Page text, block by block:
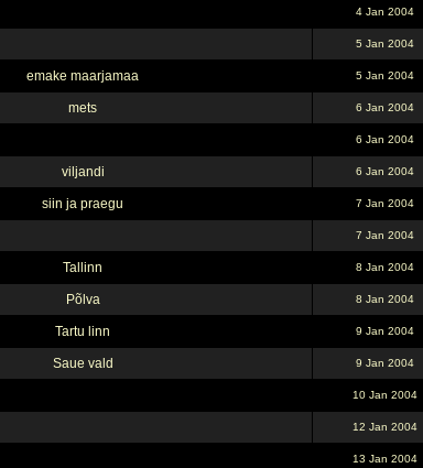
4 Jan 2004
5 Jan 2004
emake maarjamaa 5 Jan 2004
mets 6 Jan 2004
6 Jan 2004
viljandi 6 Jan 2004
siin ja praegu 7 Jan 2004
7 Jan 2004
Tallinn 8 Jan 2004
Põlva 8 Jan 2004
Tartu linn 9 Jan 2004
Saue vald 9 Jan 2004
10 Jan 2004
12 Jan 2004
13 Jan 2004